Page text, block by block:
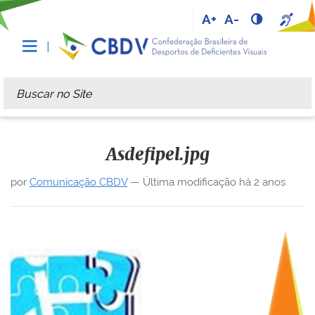
A+ A-
Busca
Busca Avançada…
Asdefipel.jpg
por Comunicação CBDV— Última modificação há 2 anos